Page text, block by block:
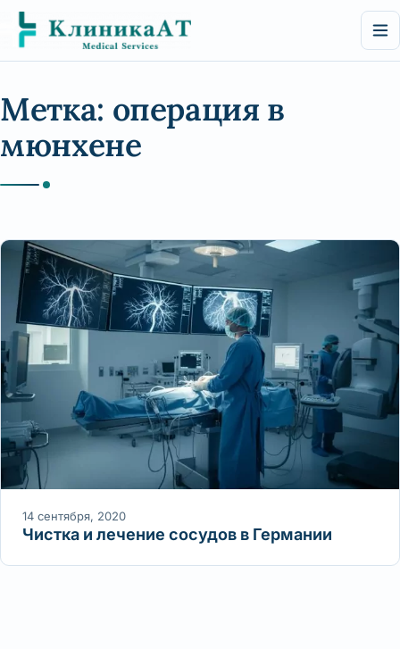
Перейти
содержимому
Метка: операция в
мюнхене
14 сентября, 2020
Чистка и лечение сосудов в Германии